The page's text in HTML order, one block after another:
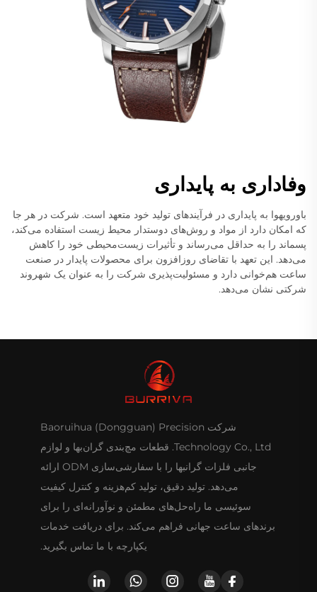
وفاداری به پایداری
باورویهوا به پایداری در فرآیندهای تولید خود متعهد است. شرکت در هر جا
که امکان دارد از مواد و روش‌های دوستدار محیط زیست استفاده می‌کند،
پسماند را به حداقل می‌رساند و تأثیرات زیست‌محیطی خود را کاهش
می‌دهد. این تعهد با تقاضای روزافزون برای محصولات پایدار در صنعت
ساعت هم‌خوانی دارد و مسئولیت‌پذیری شرکت را به عنوان یک شهروند
شرکتی نشان می‌دهد.
شرکت Baoruihua (Dongguan) Precision
Technology Co., Ltd. قطعات مچ‌بندی گران‌بها و لوازم
جانبی فلزات گرانبها را با سفارشی‌سازی ODM ارائه
می‌دهد. تولید دقیق، تولید کم‌هزینه و کنترل کیفیت
سوئیسی ما راه‌حل‌های مطمئن و نوآورانه‌ای را برای
برندهای ساعت جهانی فراهم می‌کند. برای دریافت خدمات
یکپارچه با ما تماس بگیرید.